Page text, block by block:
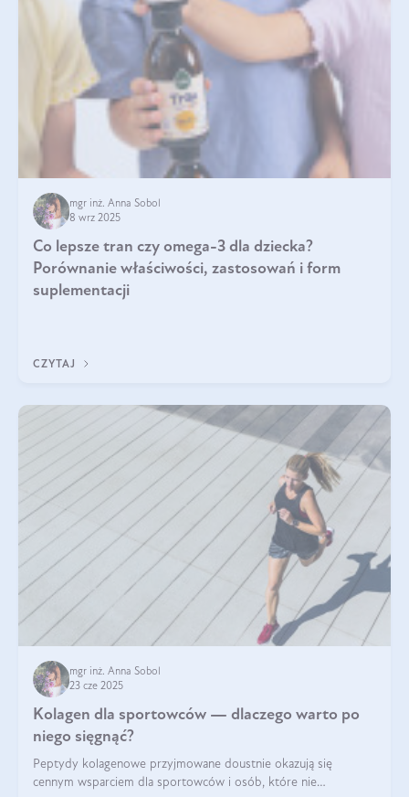
mgr inż. Anna Sobol
8 wrz 2025
Co lepsze tran czy omega-3 dla dziecka?
Porównanie właściwości, zastosowań i form
suplementacji
CZYTAJ
mgr inż. Anna Sobol
23 cze 2025
Kolagen dla sportowców — dlaczego warto po
niego sięgnąć?
Peptydy kolagenowe przyjmowane doustnie okazują się
cennym wsparciem dla sportowców i osób, które nie